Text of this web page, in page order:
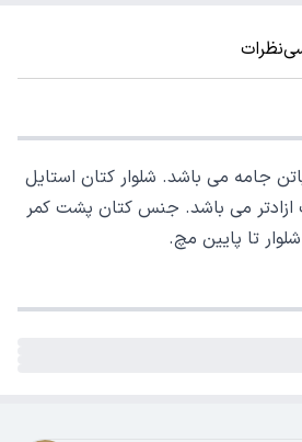
نظرات
پاتن جامه می باشد. شلوار کتان استایل
ازادتر می باشد. جنس کتان پشت کمر
تا پایین مچ.